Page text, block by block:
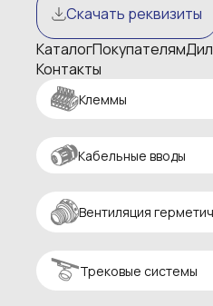
Скачать реквизиты
КаталогПокупателям
Контакты
Клеммы
Кабельные вводы
Вентиляция
Трековые системы